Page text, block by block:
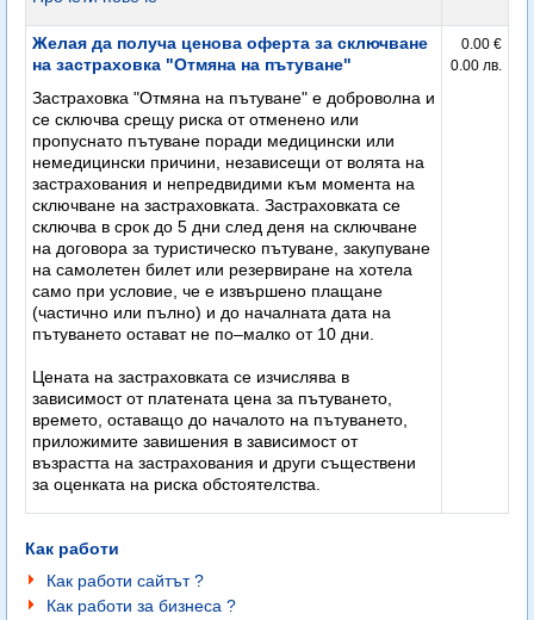
Желая да получа ценова оферта за сключване
на застраховка "Отмяна на пътуване"
Застраховка "Отмяна на пътуване" е доброволна и
се сключва срещу риска от отменено или
пропуснато пътуване поради медицински или
немедицински причини, независещи от волята на
застрахования и непредвидими към момента на
сключване на застраховката. Застраховката се
сключва в срок до 5 дни след деня на сключване
на договора за туристическо пътуване, закупуване
на самолетен билет или резервиране на хотела
само при условие, че е извършено плащане
(частично или пълно) и до началната дата на
пътуването остават не по–малко от 10 дни.
Цената на застраховката се изчислява в
зависимост от платената цена за пътуването,
времето, оставащо до началото на пътуването,
приложимите завишения в зависимост от
възрастта на застрахования и други съществени
за оценката на риска обстоятелства.
0.00 €
0.00 лв.
Как работи
Как работи сайтът ?
Как работи за бизнеса ?